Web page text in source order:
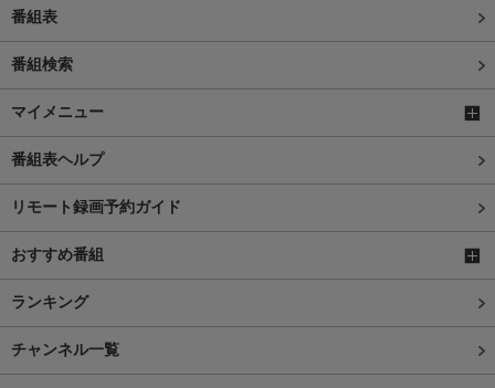
番組表
番組検索
マイメニュー
番組表ヘルプ
リモート録画予約ガイド
おすすめ番組
ランキング
チャンネル一覧